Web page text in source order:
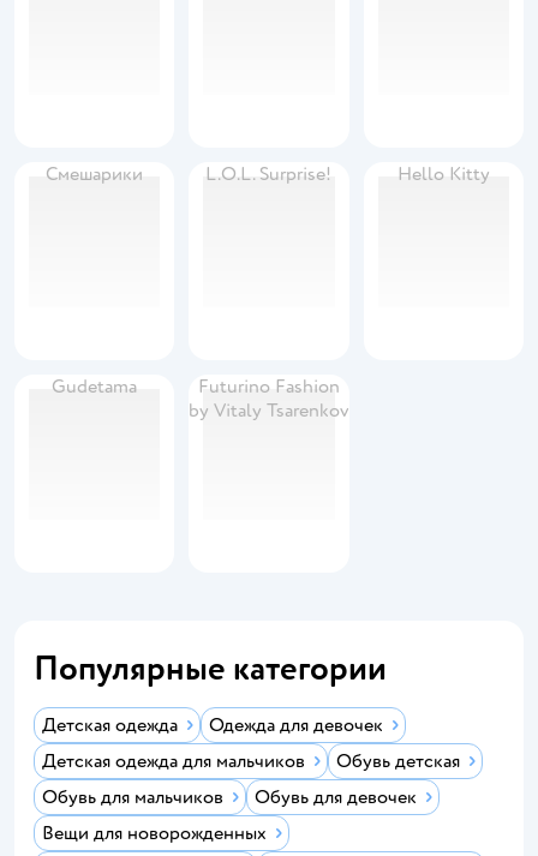
Смешарики L.O.L. Surprise! Hello Kitty
Gudetama
Futurino Fashion
by Vitaly Tsarenkov
Популярные категории
Детская одежда
Одежда для девочек
Детская одежда для мальчиков
Обувь детская
Обувь для мальчиков
Обувь для девочек
Вещи для новорожденных